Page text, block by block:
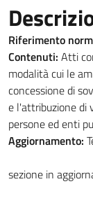
Riferimento
Contenuti: Atti
modalità cui le
concessione di
e l'attribuzione di
persone ed enti
Aggiornamento:
sezione in